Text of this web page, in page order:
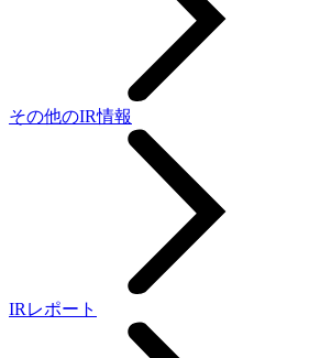
その他のIR情報
IRレポート